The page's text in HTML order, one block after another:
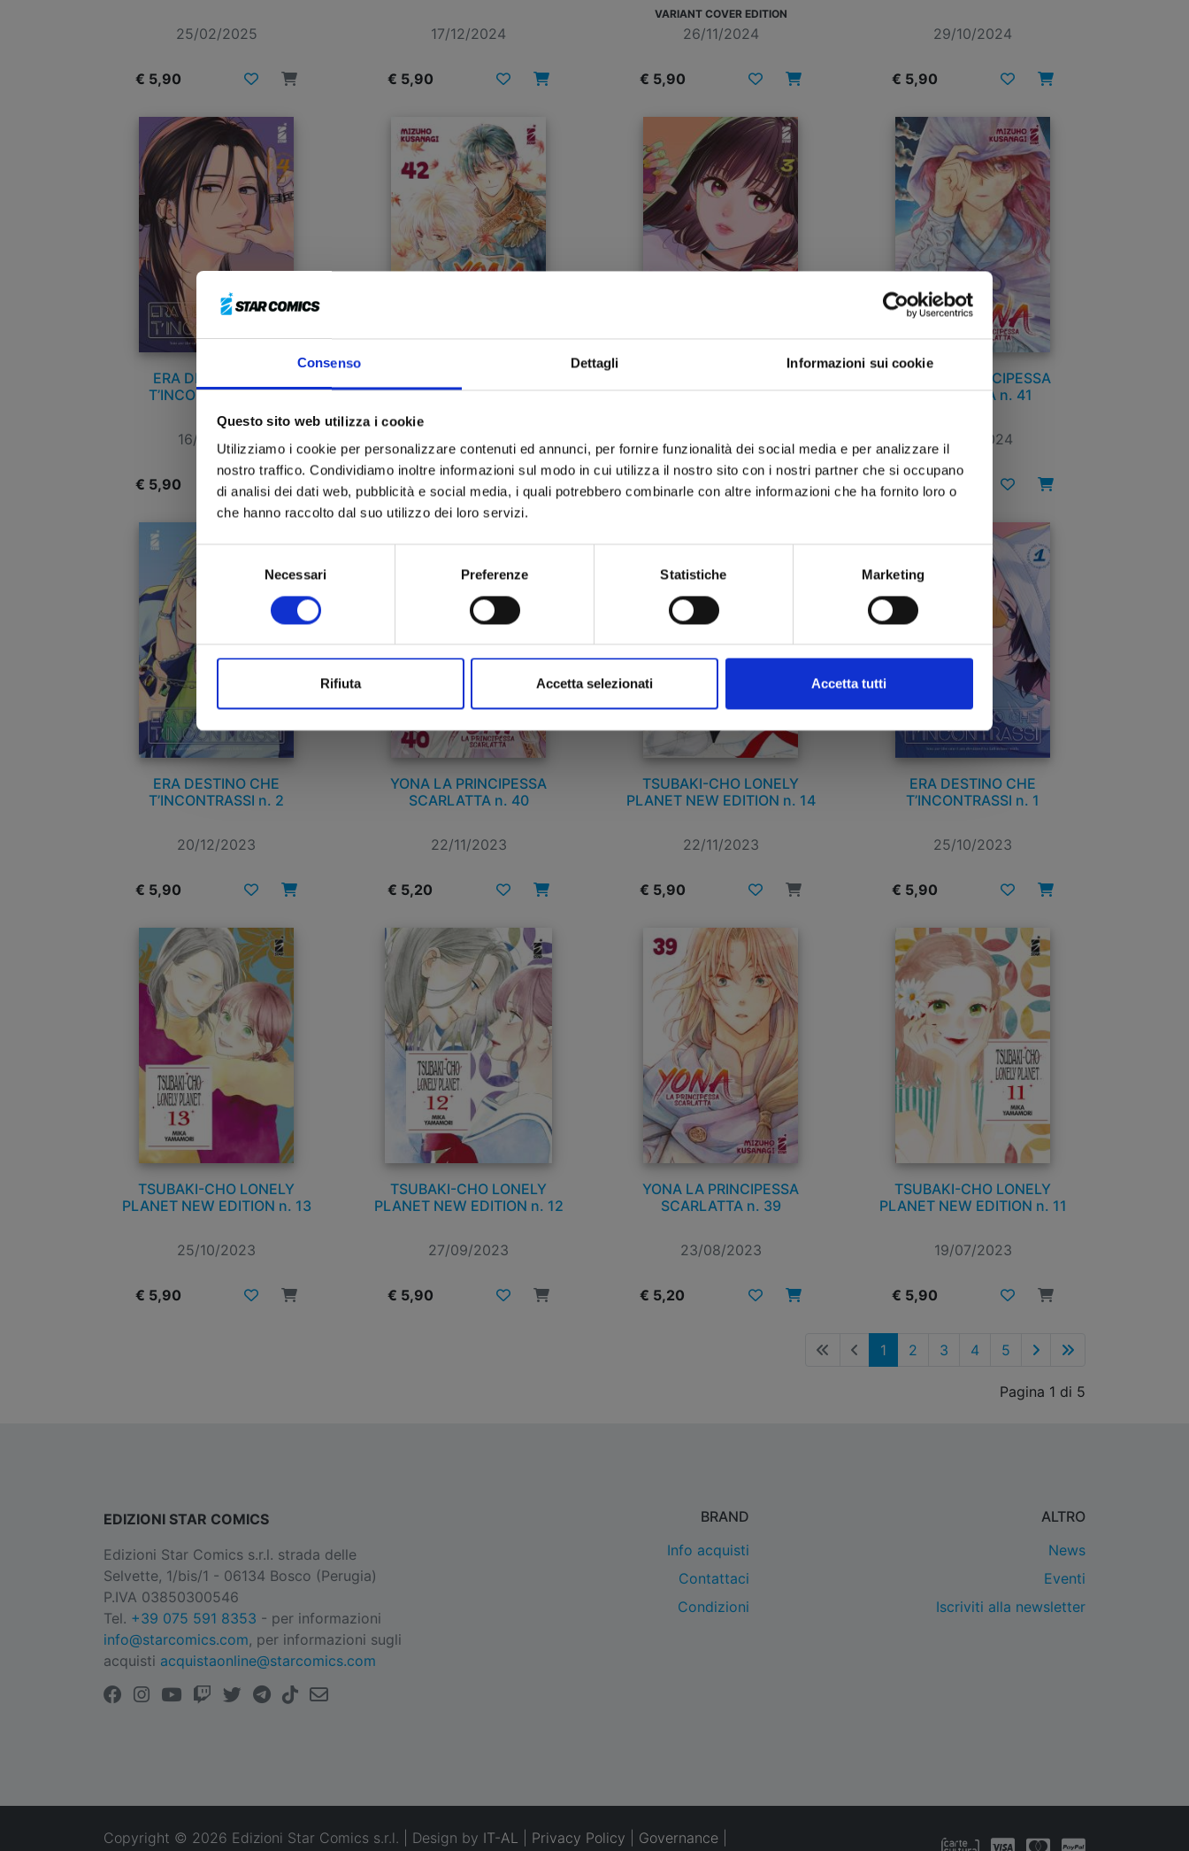
Consenso Dettagli Informazioni sui cookie
Questo sito web utilizza i cookie
Utilizziamo i cookie per personalizzare contenuti ed annunci, per fornire funzionalità dei social media e per analizzare il
nostro traffico. Condividiamo inoltre informazioni sul modo in cui utilizza il nostro sito con i nostri partner che si occupano
di analisi dei dati web, pubblicità e social media, i quali potrebbero combinarle con altre informazioni che ha fornito loro o
che hanno raccolto dal suo utilizzo dei loro servizi.
Selezione
del
Necessari Preferenze Statistiche Marketing
Rifiuta Accetta selezionati Accetta tutti
25/02/2025
€ 5,90
17/12/2024
€ 5,90
VARIANT COVER EDITION
26/11/2024
€ 5,90
29/10/2024
€ 5,90
ERA DESTINO CHE
T’INCONTRASSI n. 4
16/07/2024
€ 5,90
SCARLATTA n. 42
€ 5,20
T’INCONTRASSI n. 3
26/03/2024
€ 5,90
YONA LA PRINCIPESSA
SCARLATTA n. 41
27/02/2024
€ 5,20
ERA DESTINO CHE
T’INCONTRASSI n. 2
20/12/2023
€ 5,90
YONA LA PRINCIPESSA
SCARLATTA n. 40
22/11/2023
€ 5,20
TSUBAKI-CHO LONELY
PLANET NEW EDITION n. 14
22/11/2023
€ 5,90
ERA DESTINO CHE
T’INCONTRASSI n. 1
25/10/2023
€ 5,90
TSUBAKI-CHO LONELY
PLANET NEW EDITION n. 13
25/10/2023
€ 5,90
TSUBAKI-CHO LONELY
PLANET NEW EDITION n. 12
27/09/2023
€ 5,90
YONA LA PRINCIPESSA
SCARLATTA n. 39
23/08/2023
€ 5,20
TSUBAKI-CHO LONELY
PLANET NEW EDITION n. 11
19/07/2023
€ 5,90
1 2 3 4 5
Pagina 1 di 5
EDIZIONI STAR COMICS
Edizioni Star Comics s.r.l. strada delle
Selvette, 1/bis/1 - 06134 Bosco (Perugia)
P.IVA 03850300546
Tel. +39 075 591 8353 - per informazioni
info@starcomics.com, per informazioni sugli
acquisti acquistaonline@starcomics.com
BRAND
Info acquisti
Contattaci
Condizioni
ALTRO
News
Eventi
Iscriviti alla newsletter
Copyright © 2026 Edizioni Star Comics s.r.l. | Design by IT-AL Privacy Policy Governance